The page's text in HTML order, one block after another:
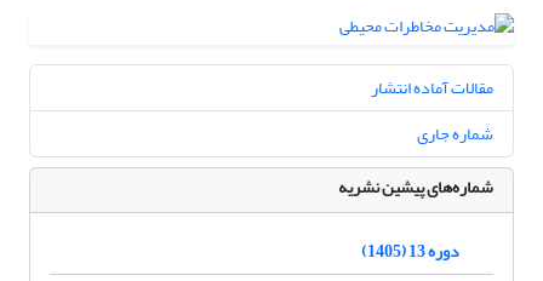
مقالات آماده انتشار
شماره جاری
شماره‌های پیشین نشریه
دوره 13 (1405)